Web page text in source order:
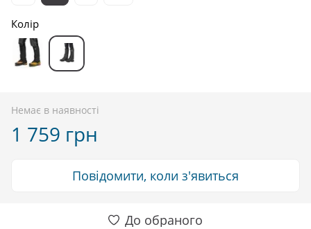
Колір
Немає в наявності
1 759 грн
Повідомити, коли з'явиться
До обраного